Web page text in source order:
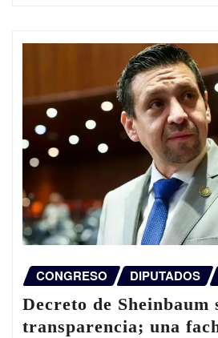
CONGRESO DIPUTADOS
Decreto de Sheinbaum
transparencia; una